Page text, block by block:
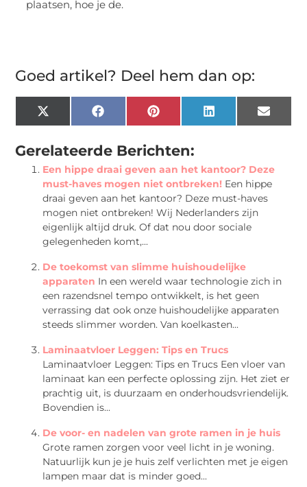
plaatsen, hoe je de.
Goed artikel? Deel hem dan op:
X
(Twitter)
FacebookPinterestLinkedInEmail
Gerelateerde Berichten:
Een hippe draai geven aan het kantoor? Deze
must-haves mogen niet ontbreken! Een hippe
draai geven aan het kantoor? Deze must-haves
mogen niet ontbreken! Wij Nederlanders zijn
eigenlijk altijd druk. Of dat nou door sociale
gelegenheden komt,...
De toekomst van slimme huishoudelijke
apparaten In een wereld waar technologie zich in
een razendsnel tempo ontwikkelt, is het geen
verrassing dat ook onze huishoudelijke apparaten
steeds slimmer worden. Van koelkasten...
Laminaatvloer Leggen: Tips en Trucs
Laminaatvloer Leggen: Tips en Trucs Een vloer van
laminaat kan een perfecte oplossing zijn. Het ziet er
prachtig uit, is duurzaam en onderhoudsvriendelijk.
Bovendien is...
De voor- en nadelen van grote ramen in je huis
Grote ramen zorgen voor veel licht in je woning.
Natuurlijk kun je je huis zelf verlichten met je eigen
lampen maar dat is minder goed...